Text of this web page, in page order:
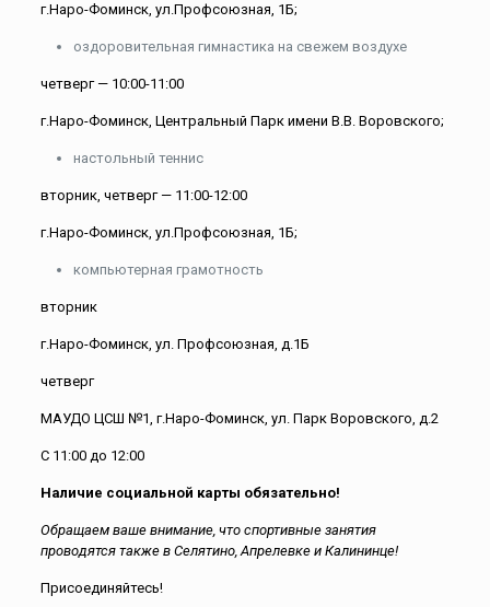
г.Наро-Фоминск, ул.Профсоюзная, 1Б;
оздоровительная гимнастика на свежем воздухе
четверг — 10:00-11:00
г.Наро-Фоминск, Центральный Парк имени В.В. Воровского;
настольный теннис
вторник, четверг — 11:00-12:00
г.Наро-Фоминск, ул.Профсоюзная, 1Б;
компьютерная грамотность
вторник
г.Наро-Фоминск, ул. Профсоюзная, д.1Б
четверг
МАУДО ЦСШ №1, г.Наро-Фоминск, ул. Парк Воровского, д.2
С 11:00 до 12:00
Наличие социальной карты обязательно!
Обращаем ваше внимание, что спортивные занятия
проводятся также в Селятино, Апрелевке и Калининце!
Присоединяйтесь!